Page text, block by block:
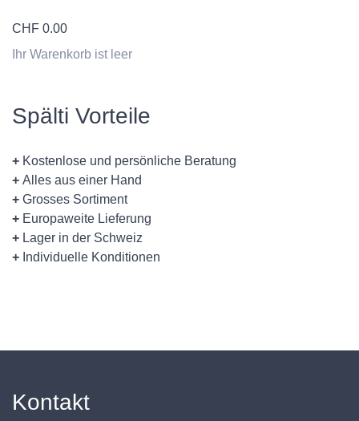
CHF 0.00
Ihr Warenkorb ist leer
Spälti Vorteile
+ Kostenlose und persönliche Beratung
+ Alles aus einer Hand
+ Grosses Sortiment
+ Europaweite Lieferung
+ Lager in der Schweiz
+ Individuelle Konditionen
Kontakt